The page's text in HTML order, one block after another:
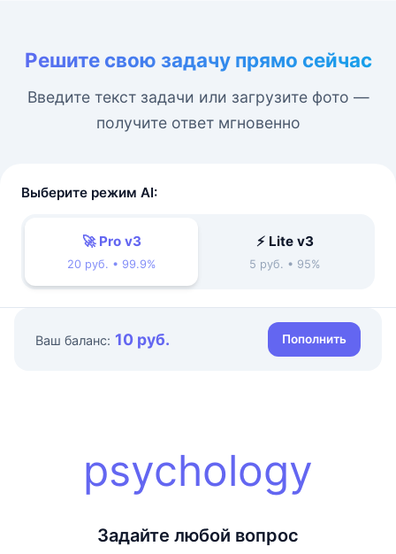
Решите свою задачу прямо сейчас
Введите текст задачи или загрузите фото —
получите ответ мгновенно
Выберите режим AI:
🚀 Pro v3
20 руб. • 99.9%
⚡ Lite v3
5 руб. • 95%
Ваш баланс: 10 руб. Пополнить
psychology
Задайте любой вопрос